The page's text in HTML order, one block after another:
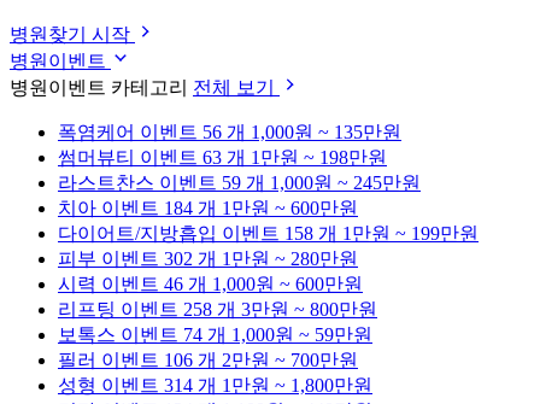
병원찾기 시작
병원이벤트
병원이벤트 카테고리 전체 보기
폭염케어 이벤트 56 개 1,000원 ~ 135만원
썸머뷰티 이벤트 63 개 1만원 ~ 198만원
라스트찬스 이벤트 59 개 1,000원 ~ 245만원
치아 이벤트 184 개 1만원 ~ 600만원
다이어트/지방흡입 이벤트 158 개 1만원 ~ 199만원
피부 이벤트 302 개 1만원 ~ 280만원
시력 이벤트 46 개 1,000원 ~ 600만원
리프팅 이벤트 258 개 3만원 ~ 800만원
보톡스 이벤트 74 개 1,000원 ~ 59만원
필러 이벤트 106 개 2만원 ~ 700만원
성형 이벤트 314 개 1만원 ~ 1,800만원